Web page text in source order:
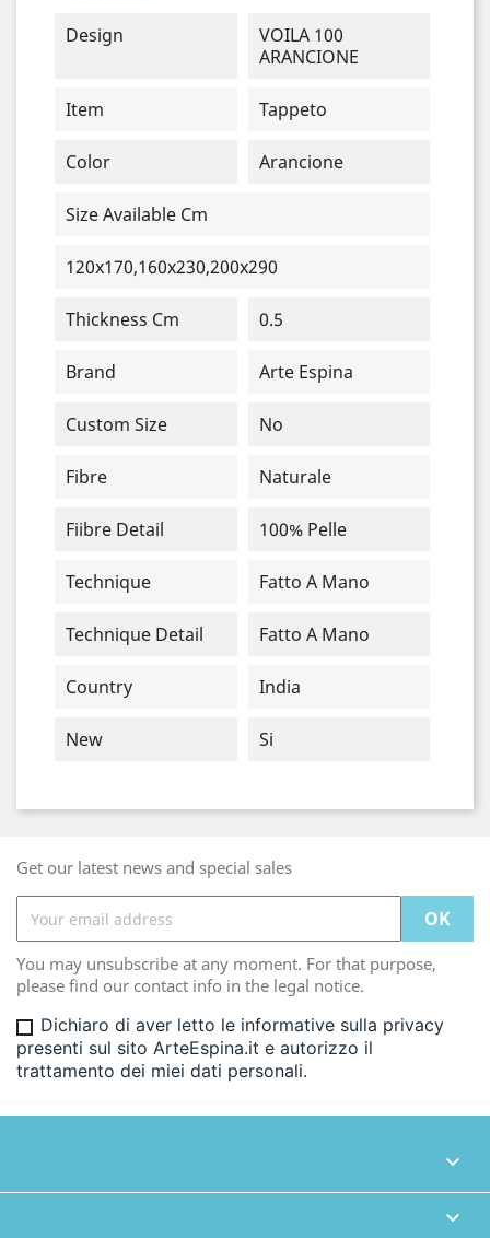
Design
VOILA 100
ARANCIONE
Item Tappeto
Color Arancione
Size Available Cm
120x170,160x230,200x290
Thickness Cm 0.5
Brand Arte Espina
Custom Size No
Fibre Naturale
Fiibre Detail 100% Pelle
Technique Fatto A Mano
Technique Detail Fatto A Mano
Country India
New Si
Get our latest news and special sales
You may unsubscribe at any moment. For that purpose,
please find our contact info in the legal notice.
Dichiaro di aver letto le informative sulla privacy
presenti sul sito ArteEspina.it e autorizzo il
trattamento dei miei dati personali.

